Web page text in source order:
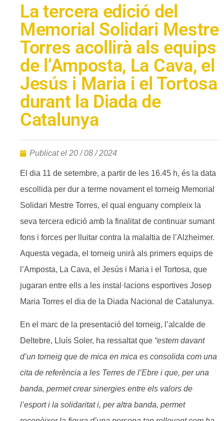
La tercera edició del
Memorial Solidari Mestre
Torres acollirà als equips
de l’Amposta, La Cava, el
Jesús i Maria i el Tortosa
durant la Diada de
Catalunya
Publicat el 20 / 08 / 2024
El dia 11 de setembre, a partir de les 16.45 h, és la data
escollida per dur a terme novament el torneig Memorial
Solidari Mestre Torres, el qual enguany compleix la
seva tercera edició amb la finalitat de continuar sumant
fons i forces per lluitar contra la malaltia de l’Alzheimer.
Aquesta vegada, el torneig unirà als primers equips de
l’Amposta, La Cava, el Jesús i Maria i el Tortosa, que
jugaran entre ells a les instal·lacions esportives Josep
Maria Torres el dia de la Diada Nacional de Catalunya.
En el marc de la presentació del torneig, l’alcalde de
Deltebre, Lluís Soler, ha ressaltat que “estem davant
d’un torneig que de mica en mica es consolida com una
cita de referència a les Terres de l’Ebre i que, per una
banda, permet crear sinergies entre els valors de
l’esport i la solidaritat i, per altra banda, permet